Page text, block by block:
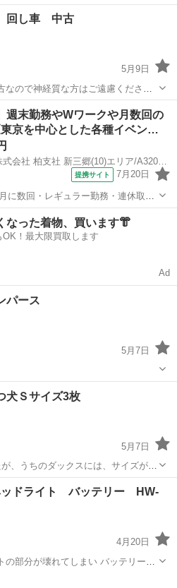
いた方にお譲りできればと思いま
その他 植物
回し車 中古
5月9日
ので神経質な方はご遠慮くださ
方でお願いします。
その他 回し車
週末勤務やWワークや月数回の
京を中心とした各種イベン…
シンテイ警備株式会社 柏支社 新三郷(10)エリア/A3203200128
提携サイト 7月20日
数回・レギュラー勤務・連休取得
⇒3,000円/3日 ＝合計15万円...
警備員
なった着物、買います👘
！最大限買取します
Ad
パース
5月7日
その他 ワンワン
犬Ｓサイズ3枚
5月7日
、うちのダックスには、サイズが合
その他 おむつ
ッドライト バッテリー HW-
4月20日
の部分が壊れてしまい バッテリーが